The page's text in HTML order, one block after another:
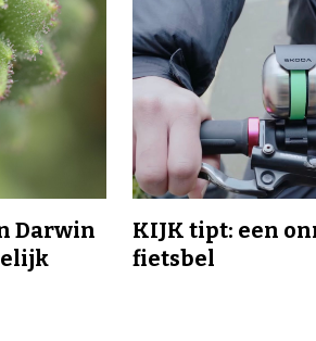
Darwin
KIJK tipt: een
fietsbel